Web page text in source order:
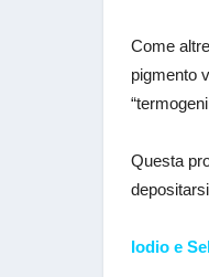
Come
pigmento
Questa
Iodio e